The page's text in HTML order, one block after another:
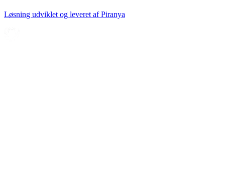
Løsning udviklet og leveret afPiranya